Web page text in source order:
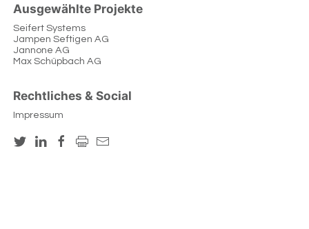
Ausgewählte Projekte
Seifert Systems
Jampen Seftigen AG
Jannone AG
Max Schüpbach AG
Rechtliches & Social
Impressum